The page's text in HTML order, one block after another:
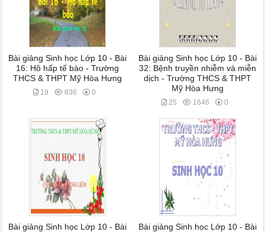
Bài giảng Sinh học Lớp 10 - Bài
16: Hô hấp tế bào - Trường
THCS & THPT Mỹ Hòa Hưng
19 836 0
Bài giảng Sinh học Lớp 10 - Bài
32: Bệnh truyền nhiễm và miễn
dịch - Trường THCS & THPT
Mỹ Hòa Hưng
25 1646 0
Bài giảng Sinh học Lớp 10 - Bài
Bài giảng Sinh học Lớp 10 - Bài